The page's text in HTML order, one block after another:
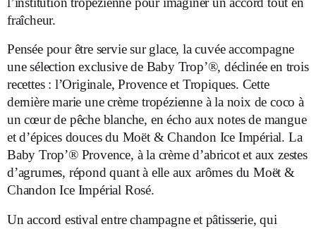
fraîcheur.
Pensée pour être servie sur glace, la cuvée accompagne
une sélection exclusive de Baby Trop’®, déclinée en trois
recettes : l’Originale, Provence et Tropiques. Cette
dernière marie une crème tropézienne à la noix de coco à
un cœur de pêche blanche, en écho aux notes de mangue
et d’épices douces du Moët & Chandon Ice Impérial. La
Baby Trop’® Provence, à la crème d’abricot et aux zestes
d’agrumes, répond quant à elle aux arômes du Moët &
Chandon Ice Impérial Rosé.
Un accord estival entre champagne et pâtisserie, qui